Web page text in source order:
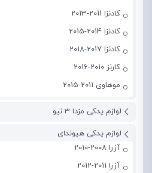
کادنزا 2011-2013
کادنزا 2014-2015
کادنزا 2017-2018
کارنز 2010-2016
موهاوی 2011-2015
لوازم یدکی مزدا 3 نیو
لوازم یدکی هیوندای
آزرا 2008-2010
آزرا 2011-2012